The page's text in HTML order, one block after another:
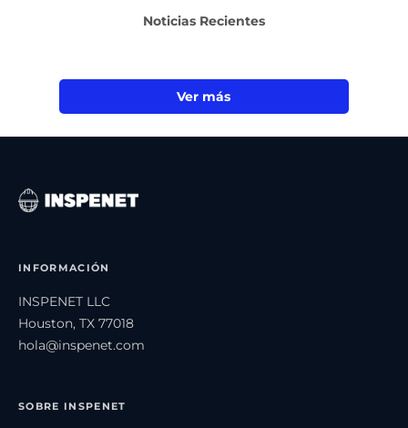
Noticias Recientes
Ver más
INFORMACIÓN
INSPENET LLC
Houston, TX 77018
hola@inspenet.com
SOBRE INSPENET